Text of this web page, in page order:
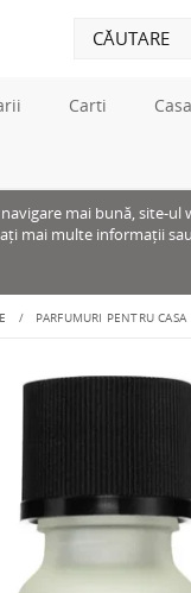
Carti
mai bună, site-
mai multe informații
PARFUMURI PENTRU CASA